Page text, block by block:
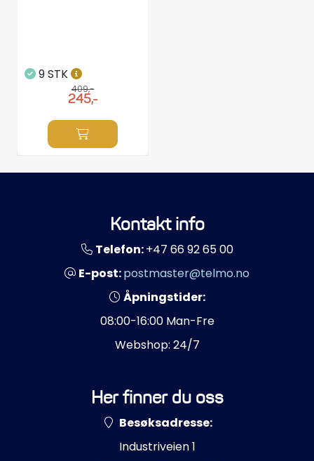
9 STK
409,-
245,-
Kontakt info
Telefon:+47 66 92 65 00
E-post:postmaster@telmo.no
Åpningstider:
08:00-16:00 Man-Fre
Webshop: 24/7
Her finner du oss
Besøksadresse:
Industriveien 1